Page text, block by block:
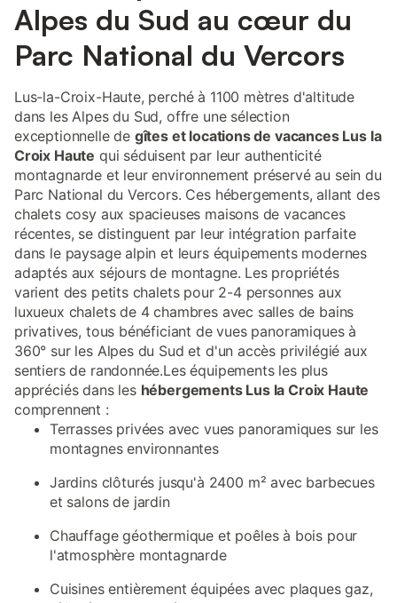
Alpes du Sud au cœur du
Parc National du Vercors
Lus-la-Croix-Haute, perché à 1100 mètres d'altitude
dans les Alpes du Sud, offre une sélection
exceptionnelle de gîtes et locations de vacances Lus la
Croix Haute qui séduisent par leur authenticité
montagnarde et leur environnement préservé au sein du
Parc National du Vercors. Ces hébergements, allant des
chalets cosy aux spacieuses maisons de vacances
récentes, se distinguent par leur intégration parfaite
dans le paysage alpin et leurs équipements modernes
adaptés aux séjours de montagne. Les propriétés
varient des petits chalets pour 2-4 personnes aux
luxueux chalets de 4 chambres avec salles de bains
privatives, tous bénéficiant de vues panoramiques à
360° sur les Alpes du Sud et d'un accès privilégié aux
sentiers de randonnée.Les équipements les plus
appréciés dans les hébergements Lus la Croix Haute
comprennent :
Terrasses privées avec vues panoramiques sur les
montagnes environnantes
Jardins clôturés jusqu'à 2400 m² avec barbecues
et salons de jardin
Chauffage géothermique et poêles à bois pour
l'atmosphère montagnarde
Cuisines entièrement équipées avec plaques gaz,